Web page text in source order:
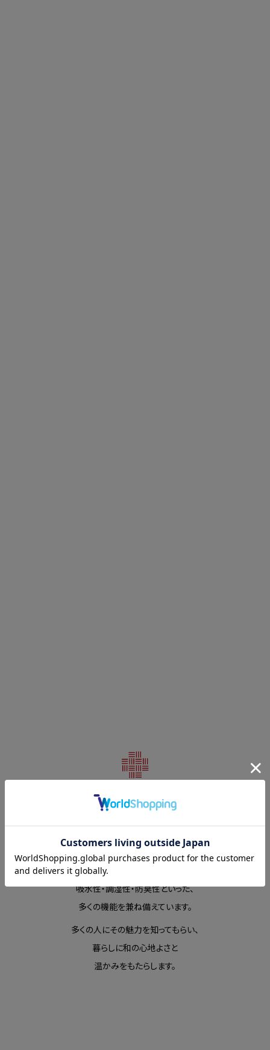
日本の伝統的な素材である和紙を
現代のライフスタイルに融合。
和紙には、和紙自身の美しさと
吸水性・調湿性・防臭性といった、
多くの機能を兼ね備えています。
多くの人にその魅力を知ってもらい、
暮らしに和の心地よさと
温かみをもたらします。